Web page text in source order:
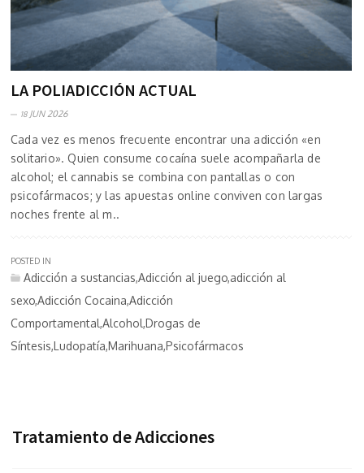
LA POLIADICCIÓN ACTUAL
18JUN 2026
Cada vez es menos frecuente encontrar una adicción «en
solitario». Quien consume cocaína suele acompañarla de
alcohol; el cannabis se combina con pantallas o con
psicofármacos; y las apuestas online conviven con largas
noches frente al m..
POSTED IN
Adicción a sustancias,Adicción al juego,adicción al
sexo,Adicción Cocaina,Adicción
Comportamental,Alcohol,Drogas de
Síntesis,Ludopatía,Marihuana,Psicofármacos
Tratamiento de Adicciones